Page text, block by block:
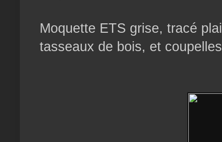
Moquette ETS grise, tracé
tasseaux de bois, et